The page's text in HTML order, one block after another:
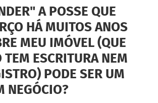
DE
CESSÃO
DE
POSSE
E
O
CARTÓRIO
DO
RGI
RECUSOU
O
A POSSE QUE
HÁ MUITOS ANOS
MEU IMÓVEL (QUE
TEM ESCRITURA NEM
PODE SER UM
NEGÓCIO?